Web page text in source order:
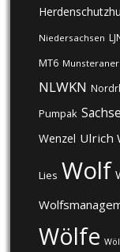
Niedersachsen
MT6
NLWKN
Pumpak
Wenzel Ulrich
Lies Wolf
Wölfe